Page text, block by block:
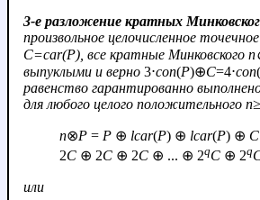
3-е разложение кратных
произвольное целочисленное
C=car(P), все кратные Минковского n
выпуклыми и верно 3⋅con(P)⊕C=4⋅con(
равенство гарантированно
для любого целого положительного n
n⊗P = P ⊕ lcar(P) ⊕ lcar(P) ⊕ C
2C ⊕ 2C ⊕ 2C ⊕ ... ⊕ 2qC ⊕ 2q
или